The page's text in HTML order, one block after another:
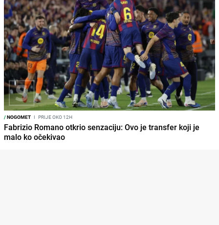
/NOGOMET I PRIJE OKO 12H
Fabrizio Romano otkrio senzaciju: Ovo je transfer koji je
malo ko očekivao